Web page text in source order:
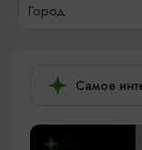
Город
Самое